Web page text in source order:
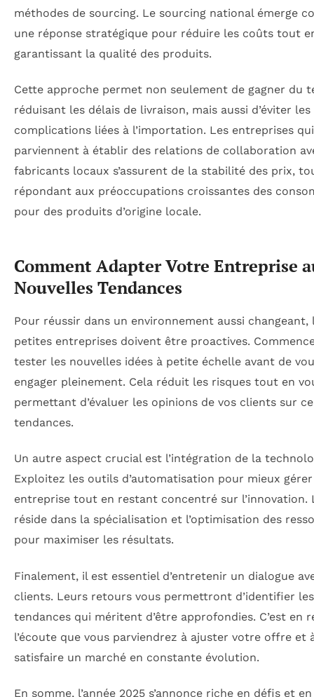
méthodes de sourcing. Le sourcing national émerge
une réponse stratégique pour réduire les coûts tout
garantissant la qualité des produits.
Cette approche permet non seulement de gagner du
réduisant les délais de livraison, mais aussi d’éviter les
complications liées à l’importation. Les entreprises qui
parviennent à établir des relations de collaboration
fabricants locaux s’assurent de la stabilité des prix,
répondant aux préoccupations croissantes des
pour des produits d’origine locale.
Comment Adapter Votre Entreprise
Nouvelles Tendances
Pour réussir dans un environnement aussi changeant,
petites entreprises doivent être proactives.
tester les nouvelles idées à petite échelle avant de
engager pleinement. Cela réduit les risques tout en
permettant d’évaluer les opinions de vos clients sur
tendances.
Un autre aspect crucial est l’intégration de la
Exploitez les outils d’automatisation pour mieux
entreprise tout en restant concentré sur l’innovation.
réside dans la spécialisation et l’optimisation des
pour maximiser les résultats.
Finalement, il est essentiel d’entretenir un dialogue
clients. Leurs retours vous permettront d’identifier les
tendances qui méritent d’être approfondies. C’est en
l’écoute que vous parviendrez à ajuster votre offre et
satisfaire un marché en constante évolution.
En somme, l’année 2025 s’annonce riche en défis et en